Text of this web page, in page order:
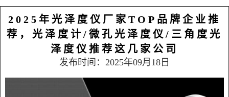
2025年光泽度仪厂家TOP品牌企业推
荐，光泽度计/微孔光泽度仪/三角度光
泽度仪推荐这几家公司
发布时间：2025年09月18日